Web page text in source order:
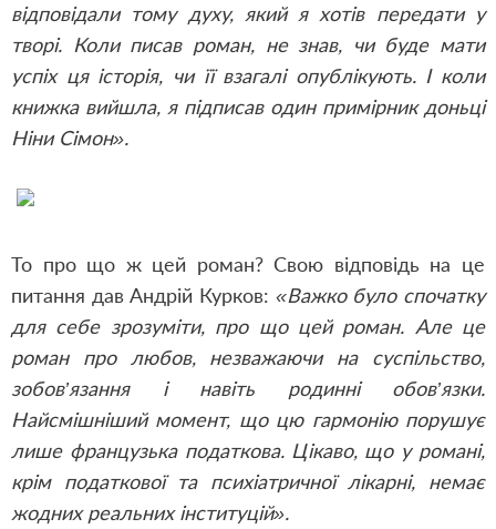
відповідали тому духу, який я хотів передати у
творі. Коли писав роман, не знав, чи буде мати
успіх ця історія, чи її взагалі опублікують. І коли
книжка вийшла, я підписав один примірник доньці
Ніни Сімон».
То про що ж цей роман? Свою відповідь на це
питання дав Андрій Курков: «Важко було спочатку
для себе зрозуміти, про що цей роман. Але це
роман про любов, незважаючи на суспільство,
зобов’язання і навіть родинні обов’язки.
Найсмішніший момент, що цю гармонію порушує
лише французька податкова. Цікаво, що у романі,
крім податкової та психіатричної лікарні, немає
жодних реальних інституцій».